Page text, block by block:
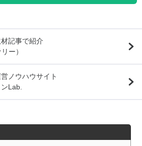
記事で紹介
ー）
ノウハウサイト
Lab.